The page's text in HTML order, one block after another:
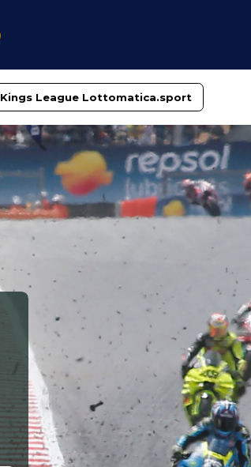
Kings League Lottomatica.sport